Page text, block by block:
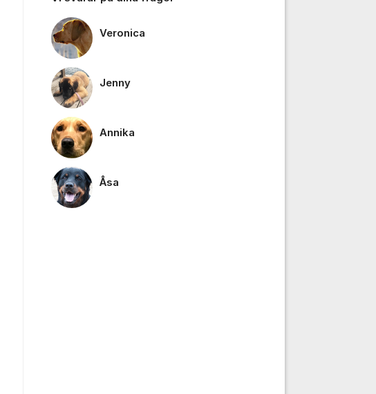
Veronica
Jenny
Annika
Åsa